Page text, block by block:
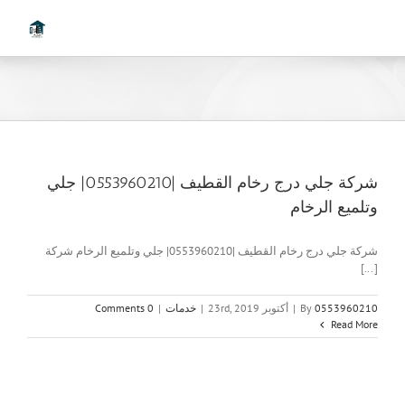
شركة جلي درج رخام القطيف |0553960210| جلي
وتلميع الرخام
شركة جلي درج رخام القطيف |0553960210| جلي وتلميع الرخام شركة
[...]
By 0553960210
| أكتوبر 23rd, 2019 | خدمات |
0 Comments
Read More